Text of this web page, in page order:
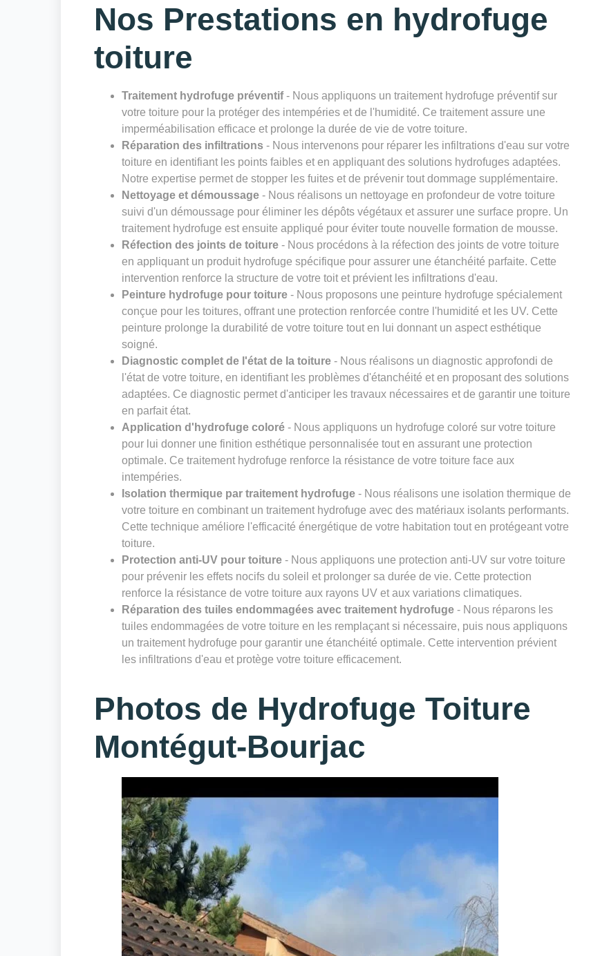
Nos Prestations en hydrofuge
toiture
Traitement hydrofuge préventif- Nous appliquons un traitement hydrofuge préventif sur
votre toiture pour la protéger des intempéries et de l'humidité. Ce traitement assure une
imperméabilisation efficace et prolonge la durée de vie de votre toiture.
Réparation des infiltrations - Nous intervenons pour réparer les infiltrations d'eau sur votre
toiture en identifiant les points faibles et en appliquant des solutions hydrofuges adaptées.
Notre expertise permet de stopper les fuites et de prévenir tout dommage supplémentaire.
Nettoyage et démoussage - Nous réalisons un nettoyage en profondeur de votre toiture
suivi d'un démoussage pour éliminer les dépôts végétaux et assurer une surface propre. Un
traitement hydrofuge est ensuite appliqué pour éviter toute nouvelle formation de mousse.
Réfection des joints de toiture - Nous procédons à la réfection des joints de votre toiture
en appliquant un produit hydrofuge spécifique pour assurer une étanchéité parfaite. Cette
intervention renforce la structure de votre toit et prévient les infiltrations d'eau.
Peinture hydrofuge pour toiture - Nous proposons une peinture hydrofuge spécialement
conçue pour les toitures, offrant une protection renforcée contre l'humidité et les UV. Cette
peinture prolonge la durabilité de votre toiture tout en lui donnant un aspect esthétique
soigné.
Diagnostic complet de l'état de la toiture - Nous réalisons un diagnostic approfondi de
l'état de votre toiture, en identifiant les problèmes d'étanchéité et en proposant des solutions
adaptées. Ce diagnostic permet d'anticiper les travaux nécessaires et de garantir une toiture
en parfait état.
Application d'hydrofuge coloré - Nous appliquons un hydrofuge coloré sur votre toiture
pour lui donner une finition esthétique personnalisée tout en assurant une protection
optimale. Ce traitement hydrofuge renforce la résistance de votre toiture face aux
intempéries.
Isolation thermique par traitement hydrofuge - Nous réalisons une isolation thermique de
votre toiture en combinant un traitement hydrofuge avec des matériaux isolants performants.
Cette technique améliore l'efficacité énergétique de votre habitation tout en protégeant votre
toiture.
Protection anti-UV pour toiture - Nous appliquons une protection anti-UV sur votre toiture
pour prévenir les effets nocifs du soleil et prolonger sa durée de vie. Cette protection
renforce la résistance de votre toiture aux rayons UV et aux variations climatiques.
Réparation des tuiles endommagées avec traitement hydrofuge - Nous réparons les
tuiles endommagées de votre toiture en les remplaçant si nécessaire, puis nous appliquons
un traitement hydrofuge pour garantir une étanchéité optimale. Cette intervention prévient
les infiltrations d'eau et protège votre toiture efficacement.
Photos de Hydrofuge Toiture
Montégut-Bourjac